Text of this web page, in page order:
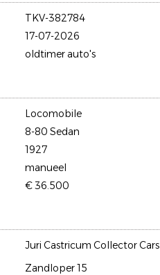
TKV-382784
17-07-2026
oldtimer auto's
Locomobile
8-80 Sedan
1927
manueel
€ 36.500
Juri Castricum Collector Cars
Zandloper 15